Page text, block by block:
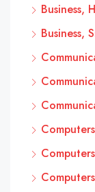
Business,
Business,